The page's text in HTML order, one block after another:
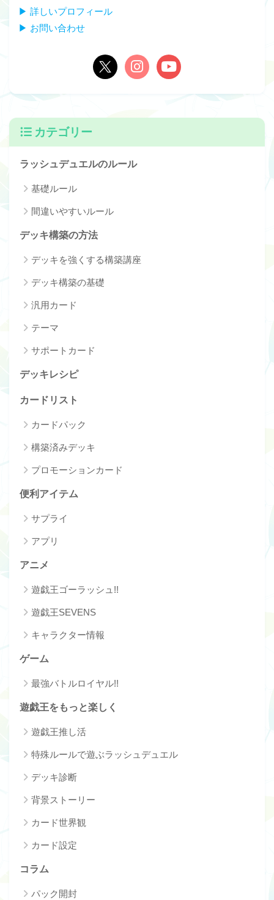
▶ 詳しいプロフィール
▶ お問い合わせ
カテゴリー
ラッシュデュエルのルール
基礎ルール
間違いやすいルール
デッキ構築の方法
デッキを強くする構築講座
デッキ構築の基礎
汎用カード
テーマ
サポートカード
デッキレシピ
カードリスト
カードパック
構築済みデッキ
プロモーションカード
便利アイテム
サプライ
アプリ
アニメ
遊戯王ゴーラッシュ!!
遊戯王SEVENS
キャラクター情報
ゲーム
最強バトルロイヤル!!
遊戯王をもっと楽しく
遊戯王推し活
特殊ルールで遊ぶラッシュデュエル
デッキ診断
背景ストーリー
カード世界観
カード設定
コラム
パック開封